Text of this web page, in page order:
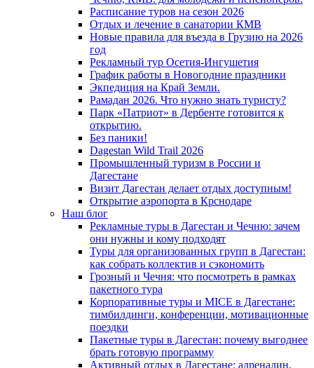
Расписание туров на сезон 2026
Отдых и лечение в санатории КМВ
Новые правила для въезда в Грузию на 2026
год
Рекламный тур Осетия-Ингушетия
График работы в Новогодние праздники
Экпедиция на Край Земли.
Рамадан 2026. Что нужно знать туристу?
Парк «Патриот» в Дербенте готовится к
открытию.
Без паники!
Dagestan Wild Trail 2026
Промышленный туризм в России и
Дагестане
Визит Дагестан делает отдых доступным!
Открытие аэропорта в Крснодаре
Наш блог
Рекламные туры в Дагестан и Чечню: зачем
они нужны и кому подходят
Туры для организованных групп в Дагестан:
как собрать коллектив и сэкономить
Грозный и Чечня: что посмотреть в рамках
пакетного тура
Корпоративные туры и MICE в Дагестане:
тимбилдинги, конференции, мотивационные
поездки
Пакетные туры в Дагестан: почему выгоднее
брать готовую программу
Активный отдых в Дагестане: адреналин,